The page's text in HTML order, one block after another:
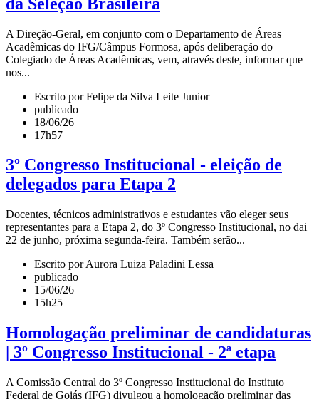
A Direção-Geral, em conjunto com o Departamento de Áreas
Acadêmicas do IFG/Câmpus Formosa, após deliberação do
Colegiado de Áreas Acadêmicas, vem, através deste, informar que
nos...
Escrito por Felipe da Silva Leite Junior
publicado
18/06/26
17h57
3º Congresso Institucional - eleição de
delegados para Etapa 2
Docentes, técnicos administrativos e estudantes vão eleger seus
representantes para a Etapa 2, do 3º Congresso Institucional, no dai
22 de junho, próxima segunda-feira. Também serão...
Escrito por Aurora Luiza Paladini Lessa
publicado
15/06/26
15h25
Homologação preliminar de candidaturas
| 3º Congresso Institucional - 2ª etapa
A Comissão Central do 3º Congresso Institucional do Instituto
Federal de Goiás (IFG) divulgou a homologação preliminar das